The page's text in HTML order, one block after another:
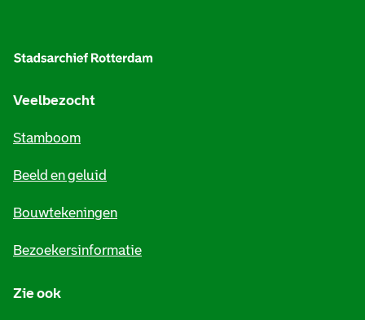
Veelbezocht
Stamboom
Beeld en geluid
Bouwtekeningen
Bezoekersinformatie
Zie ook